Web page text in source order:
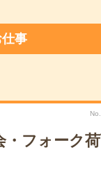
事
・フォーク